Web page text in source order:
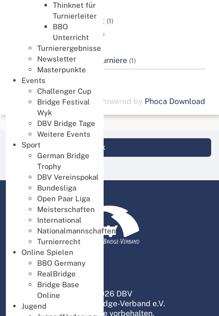
Thinknet für
Turnierleiter
BBO
Unterricht
Turnierergebnisse
Newsletter
Masterpunkte
Events
Challenger Cup
Bridge Festival
Wyk
DBV Bridge Tage
Weitere Events
Sport
German Bridge
Trophy
DBV Vereinspokal
Bundesliga
Open Paar Liga
Meisterschaften
International
Nationalmannschaften
Turnierrecht
Online Spielen
BBO Germany
RealBridge
Bridge Base
Online
Jugend
Turnierordnung (1)
Turnierleiter-Ordnung (1)
Verfahrensordnung (1)
Service (2)
Ordnung für Online-Turniere (1)
Powered by Phoca Download
Login DBV Datenbank
© 2026 DBV
Deutscher Bridge-Verband e.V.
Alle Rechte vorbehalten.